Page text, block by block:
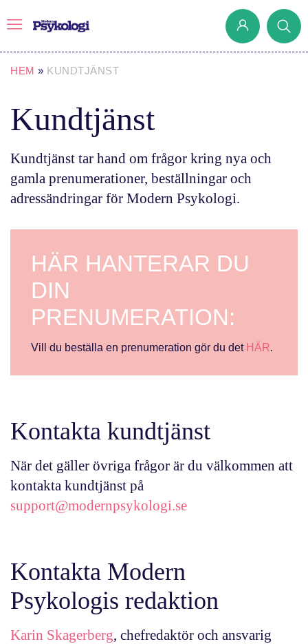
Prenumerera
Det har jag lärt mig
Klassiska experiment
Podd
Steg för steg
HEM » KUNDTJÄNST
Kundtjänst
Kundtjänst tar hand om frågor kring nya och
gamla prenumerationer, beställningar och
adressändringar för Modern Psykologi.
HÄR HANTERAR DU
DIN
PRENUMERATION:
Vill du beställa en prenumeration gör du det HÄR.
Kontakta kundtjänst
När det gäller övriga frågor är du välkommen att
kontakta kundtjänst på
support@modernpsykologi.se
Kontakta Modern
Psykologis redaktion
Karin Skagerberg, chefredaktör och ansvarig